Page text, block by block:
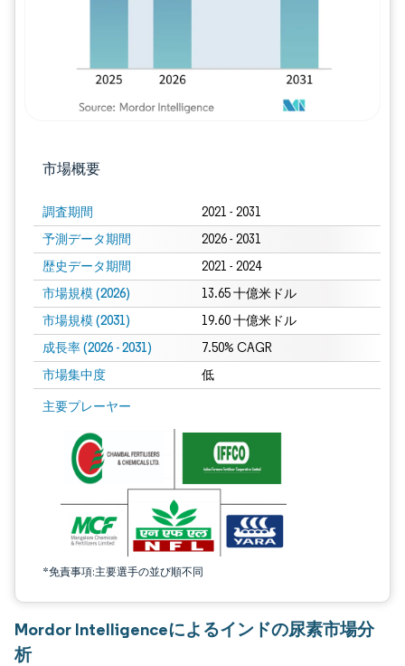
市場概要
調査期間 2021 - 2031
予測データ期間 2026 - 2031
歴史データ期間 2021 - 2024
市場規模 (2026) 13.65 十億米ドル
市場規模 (2031) 19.60 十億米ドル
成長率 (2026 - 2031) 7.50% CAGR
市場集中度 低
主要プレーヤー
*免責事項:主要選手の並び順不同
画像 © Mordor Intelligence。再利用にはCC BY 4.0の表示が必要です。
Mordor Intelligenceによるインドの尿素市場分
析